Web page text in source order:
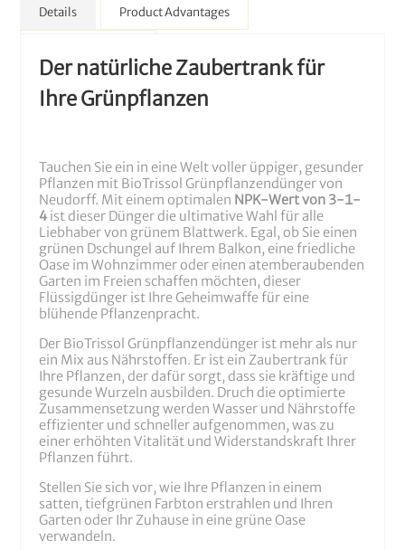
Details
Der natürliche Zaubertrank für
Ihre Grünpflanzen
Tauchen Sie ein in eine Welt voller üppiger, gesunder
Pflanzen mit BioTrissol Grünpflanzendünger von
Neudorff. Mit einem optimalen NPK-Wert von 3-1-
4ist dieser Dünger die ultimative Wahl für alle
Liebhaber von grünem Blattwerk. Egal, ob Sie einen
grünen Dschungel auf Ihrem Balkon, eine friedliche
Oase im Wohnzimmer oder einen atemberaubenden
Garten im Freien schaffen möchten, dieser
Flüssigdünger ist Ihre Geheimwaffe für eine
blühende Pflanzenpracht.
Der BioTrissol Grünpflanzendünger ist mehr als nur
ein Mix aus Nährstoffen. Er ist ein Zaubertrank für
Ihre Pflanzen, der dafür sorgt, dass sie kräftige und
gesunde Wurzeln ausbilden. Druch die optimierte
Zusammensetzung werden Wasser und Nährstoffe
effizienter und schneller aufgenommen, was zu
einer erhöhten Vitalität und Widerstandskraft Ihrer
Pflanzen führt.
Stellen Sie sich vor, wie Ihre Pflanzen in einem
satten, tiefgrünen Farbton erstrahlen und Ihren
Garten oder Ihr Zuhause in eine grüne Oase
verwandeln.
Product Advantages